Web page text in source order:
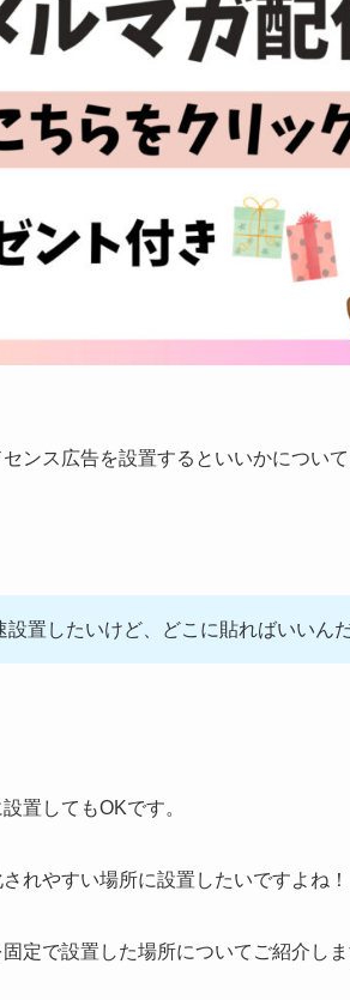
ンス広告を設置するといいかについて
設置したいけど、どこに貼ればいいん
置してもOKです。
れやすい場所に設置したいですよね！
定で設置した場所についてご紹介しま